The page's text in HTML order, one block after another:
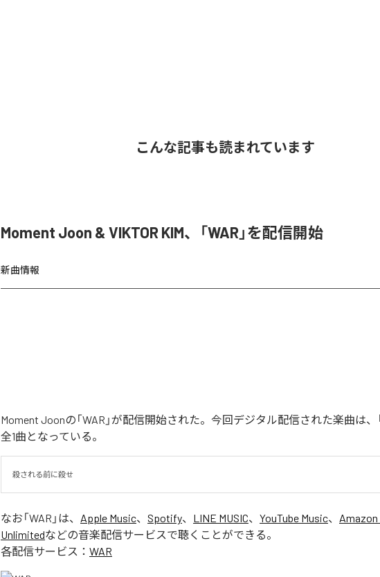
こんな記事も読まれています
Moment Joon & VIKTOR KIM、「WAR」を配信開始
新曲情報
Moment Joonの「WAR」が配信開始された。今回デジタル配信された楽曲は、
全1曲となっている。
殺される前に殺せ
なお「WAR 」は、 Apple Music、 Spotify、 LINE MUSIC、 YouTube Music、
Unlimitedなどの音楽配信サービスで聴くことができる。
各配信サービス： WAR